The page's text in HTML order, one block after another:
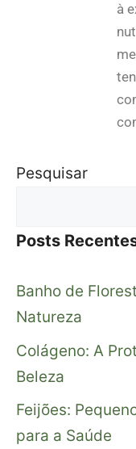
à
Pesquisar
Posts
Banho de
Natureza
Colágeno: A
Beleza
Feijões:
para a Saúde